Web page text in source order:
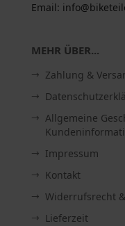
Email:
MEHR ÜBER...
Zahlung &
Allgemeine
Impressum
Kontakt
Widerrufsrecht
Lieferzeit